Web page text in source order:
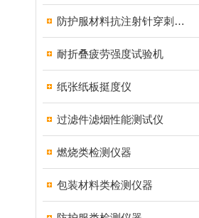
防护服材料抗注射针穿刺性能测试仪
耐折叠疲劳强度试验机
纸张纸板挺度仪
过滤件滤烟性能测试仪
燃烧类检测仪器
包装材料类检测仪器